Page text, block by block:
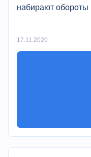
набирают обороты
17.11.2020